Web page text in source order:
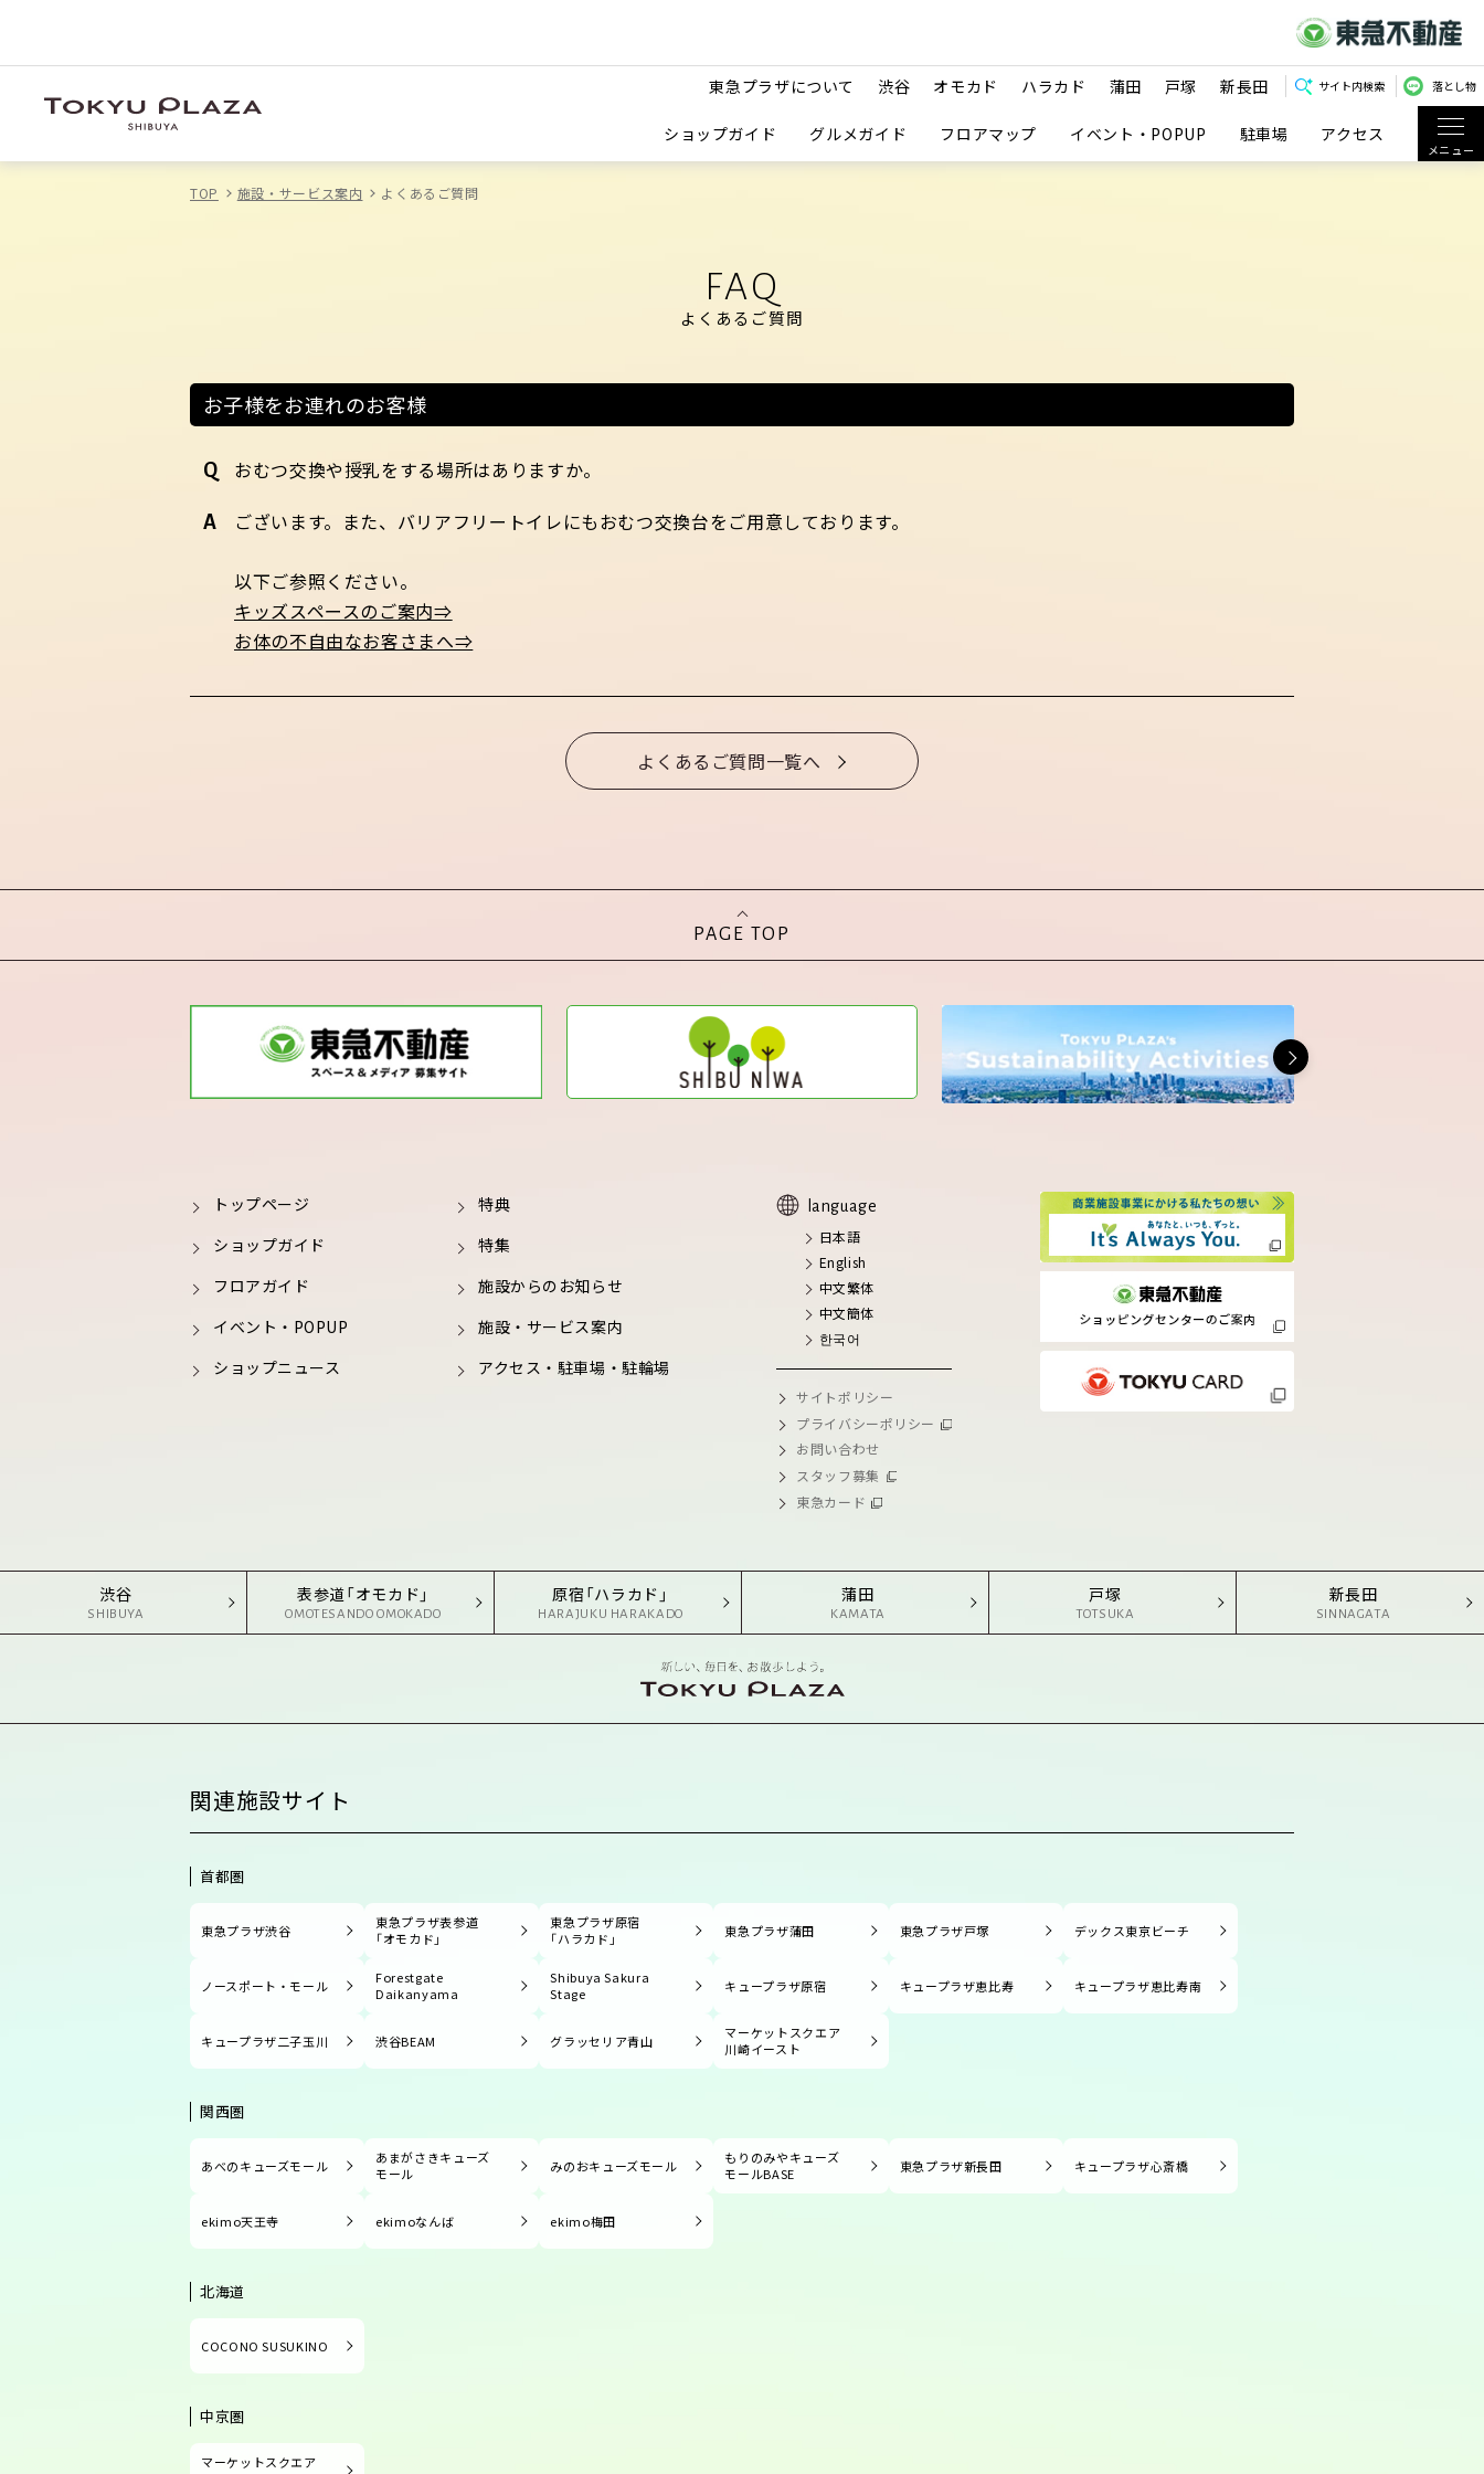
東急プラザについて 渋谷 オモカド ハラカド 蒲田 戸塚 新長田 サイト内検索 落とし物
ショップガイド グルメガイド フロアマップ イベント・POPUP 駐車場 アクセス
メニュー
TOP 施設・サービス案内 よくあるご質問
FAQ
よくあるご質問
お子様をお連れのお客様
おむつ交換や授乳をする場所はありますか。
ございます。また、バリアフリートイレにもおむつ交換台をご用意しております。
以下ご参照ください。
キッズスペースのご案内⇒
お体の不自由なお客さまへ⇒
よくあるご質問一覧へ
PAGE TOP
トップページ
ショップガイド
フロアガイド
イベント・POPUP
ショップニュース
特典
特集
施設からのお知らせ
施設・サービス案内
アクセス・駐車場・駐輪場
language
日本語
English
中文繁体
中文簡体
한국어
サイトポリシー
プライバシーポリシー
お問い合わせ
スタッフ募集
東急カード
渋谷
SHIBUYA
表参道「オモカド」
OMOTESANDO OMOKADO
原宿「ハラカド」
HARAJUKU HARAKADO
蒲田
KAMATA
戸塚
TOTSUKA
新長田
SINNAGATA
関連施設サイト
首都圏
東急プラザ渋谷
東急プラザ表参道
「オモカド」
東急プラザ原宿
「ハラカド」
東急プラザ蒲田 東急プラザ戸塚 デックス東京ビーチ
ノースポート・モール
Forestgate
Daikanyama
Shibuya Sakura
Stage
キュープラザ原宿 キュープラザ恵比寿 キュープラザ恵比寿南
キュープラザ二子玉川 渋谷BEAM グラッセリア青山
マーケットスクエア
川崎イースト
関西圏
あべのキューズモール
あまがさきキューズ
モール
みのおキューズモール
もりのみやキューズ
モールBASE
東急プラザ新長田 キュープラザ心斎橋
ekimo天王寺 ekimoなんば ekimo梅田
北海道
COCONO SUSUKINO
中京圏
マーケットスクエア